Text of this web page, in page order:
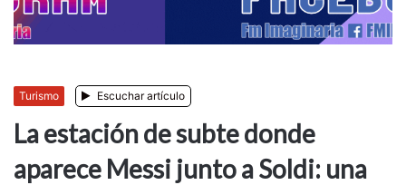
Turismo Escuchar artículo
La estación de subte donde
aparece Messi junto a Soldi: una